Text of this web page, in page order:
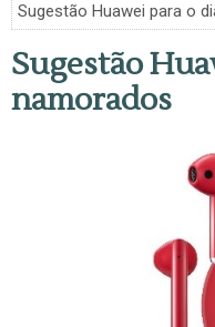
Sugestão Huawei para o
Sugestão
namorados